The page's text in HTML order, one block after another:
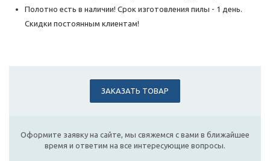
Полотно есть в наличии! Срок изготовления пилы - 1 день.
Скидки постоянным клиентам!
ЗАКАЗАТЬ ТОВАР
Оформите заявку на сайте, мы свяжемся с вами в ближайшее
время и ответим на все интересующие вопросы.